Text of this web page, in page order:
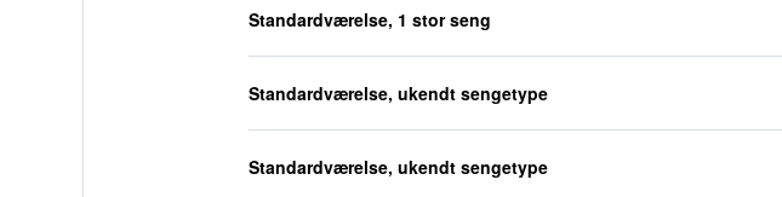
Standardværelse, 1 stor seng
Standardværelse, ukendt sengetype
Standardværelse, ukendt sengetype